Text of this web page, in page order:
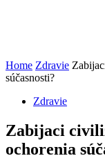
Home Zdravie
súčasnosti?
Zdravie
Zabijaci
ochorenia